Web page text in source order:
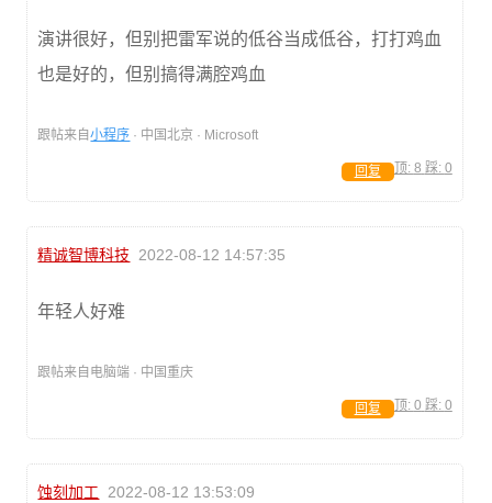
演讲很好，但别把雷军说的低谷当成低谷，打打鸡血
也是好的，但别搞得满腔鸡血
跟帖来自小程序 · 中国北京 · Microsoft
顶: 8 踩: 0
回复
精诚智博科技 2022-08-12 14:57:35
年轻人好难
跟帖来自电脑端 · 中国重庆
顶: 0 踩: 0
回复
蚀刻加工 2022-08-12 13:53:09